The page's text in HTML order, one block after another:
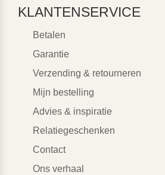
KLANTENSERVICE
Betalen
Garantie
Verzending & retourneren
Mijn bestelling
Advies & inspiratie
Relatiegeschenken
Contact
Ons verhaal